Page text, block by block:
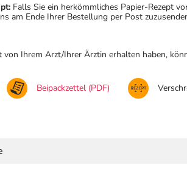
Falls Sie ein herkömmliches Papier-Rezept
am Ende Ihrer Bestellung per Post
von Ihrem Arzt/Ihrer Ärztin erhalten haben,
Beipackzettel (PDF)